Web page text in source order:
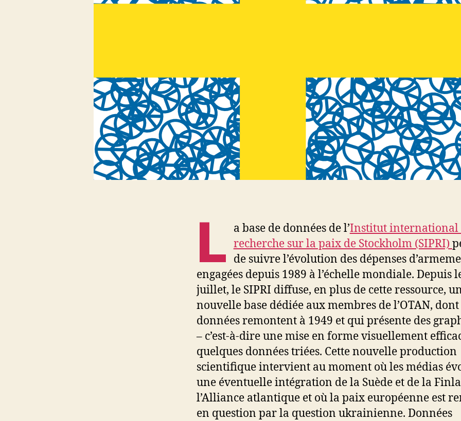
L a base de données de l’Institut international
recherche sur la paix de Stockholm (SIPRI)
de suivre l’évolution des dépenses
engagées depuis 1989 à l’échelle mondiale. Depuis
juillet, le SIPRI diffuse, en plus de cette ressource,
nouvelle base dédiée aux membres de l’OTAN, dont
données remontent à 1949 et qui présente des
– c’est-à-dire une mise en forme visuellement
quelques données triées. Cette nouvelle production
scientifique intervient au moment où les médias
une éventuelle intégration de la Suède et de la
l’Alliance atlantique et où la paix européenne est
en question par la question ukrainienne. Données